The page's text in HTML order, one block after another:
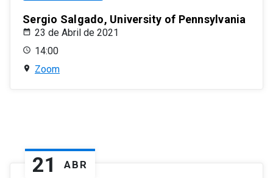
Sergio Salgado, University of Pennsylvania
23 de Abril de 2021
14:00
Zoom
21 ABR